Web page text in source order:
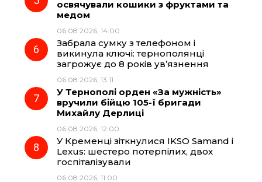
освячували кошики з фруктами та
медом
06.08.2026, 14:00
Забрала сумку з телефоном і
викинула ключі: тернополянці
загрожує до 8 років ув’язнення
06.08.2026, 13:11
У Тернополі орден «За мужність»
вручили бійцю 105-ї бригади
Михайлу Дерлиці
06.08.2026, 12:00
У Кременці зіткнулися IKSO Samand і
Lexus: шестеро потерпілих, двох
госпіталізували
06.08.2026, 11:00